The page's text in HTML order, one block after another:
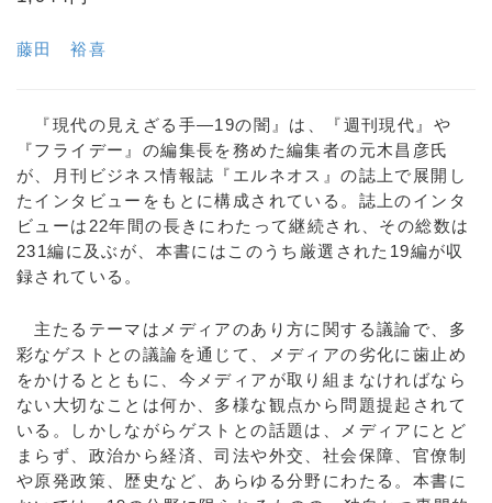
藤田 裕喜
『現代の見えざる手―19の闇』は、『週刊現代』や
『フライデー』の編集長を務めた編集者の元木昌彦氏
が、月刊ビジネス情報誌『エルネオス』の誌上で展開し
たインタビューをもとに構成されている。誌上のインタ
ビューは22年間の長きにわたって継続され、その総数は
231編に及ぶが、本書にはこのうち厳選された19編が収
録されている。
主たるテーマはメディアのあり方に関する議論で、多
彩なゲストとの議論を通じて、メディアの劣化に歯止め
をかけるとともに、今メディアが取り組まなければなら
ない大切なことは何か、多様な観点から問題提起されて
いる。しかしながらゲストとの話題は、メディアにとど
まらず、政治から経済、司法や外交、社会保障、官僚制
や原発政策、歴史など、あらゆる分野にわたる。本書に